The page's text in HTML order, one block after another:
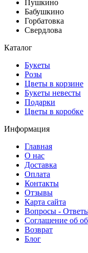
Пушкино
Бабушкино
Горбатовка
Свердлова
Каталог
Букеты
Розы
Цветы в корзине
Букеты невесты
Подарки
Цветы в коробке
Информация
Главная
О нас
Доставка
Оплата
Контакты
Отзывы
Карта сайта
Вопросы -
Соглашение об
Возврат
Блог